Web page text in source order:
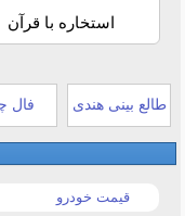
استخاره با قرآن
طالع بینی هندی فال
قیمت خودرو